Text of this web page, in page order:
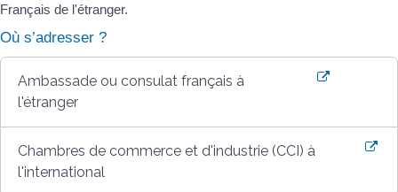
Français de l'étranger.
Où s’adresser ?
Ambassade ou consulat français à
l'étranger
Chambres de commerce et d'industrie (CCI) à
l'international